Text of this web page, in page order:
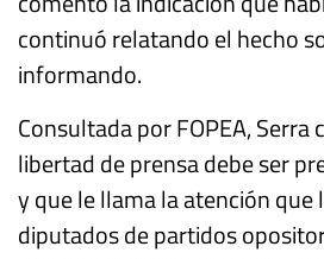
continuó relatando el hecho
informando.
Consultada por FOPEA, Serra
libertad de prensa debe ser
y que le llama la atención que
diputados de partidos